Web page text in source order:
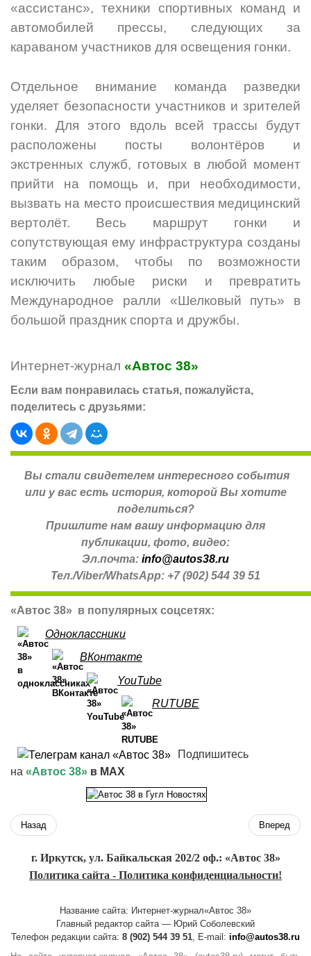
«ассистанс», техники спортивных команд и
автомобилей прессы, следующих за
караваном участников для освещения гонки.
Отдельное внимание команда разведки
уделяет безопасности участников и зрителей
гонки. Для этого вдоль всей трассы будут
расположены посты волонтёров и
экстренных служб, готовых в любой момент
прийти на помощь и, при необходимости,
вызвать на место происшествия медицинский
вертолёт. Весь маршрут гонки и
сопутствующая ему инфраструктура созданы
таким образом, чтобы по возможности
исключить любые риски и превратить
Международное ралли «Шелковый путь» в
большой праздник спорта и дружбы.
Интернет-журнал «Автос 38»
Если вам понравилась статья, пожалуйста,
поделитесь с друзьями:
Вы стали свидетелем интересного события
или у вас есть история, которой Вы хотите
поделиться?
Пришлите нам вашу информацию для
публикации, фото, видео:
Эл.почта: info@autos38.ru
Тел./Viber/WhatsApp: +7 (902) 544 39 51
«Автос 38» в популярных соцсетях:
Одноклассники
ВКонтакте
YouTube
RUTUBE
Подпишитесь
на «Автос 38» в MAX
Назад Вперед
г. Иркутск, ул. Байкальская 202/2 оф.: «Автос 38»
Политика сайта - Политика конфиденциальности!
Название сайта: Интернет-журнал«Автос 38»
Главный редактор сайта — Юрий Соболевский
Телефон редакции сайта: 8 (902) 544 39 51 , E-mail: info@autos38.ru